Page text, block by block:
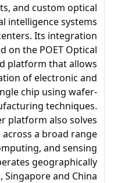
and custom optical
intelligence systems
Its integration
on the POET Optical
platform that allows
of electronic and
chip using wafer-
techniques.
platform also solves
a broad range
and sensing
geographically
and China.